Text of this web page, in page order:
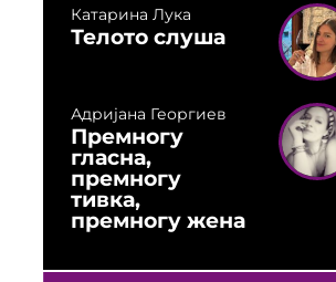
Катарина Лука
Телото слуша
Адријана Георгиев
Премногу
гласна,
премногу
тивка,
премногу жена